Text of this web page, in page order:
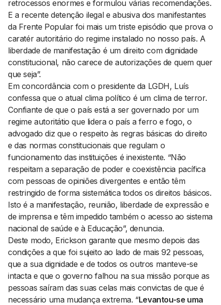
retrocessos enormes e formulou várias recomendações.
E a recente detenção ilegal e abusiva dos manifestantes
da Frente Popular foi mais um triste episódio que prova o
caratér autoritário do regime instalado no nosso país. A
liberdade de manifestação é um direito com dignidade
constitucional, não carece de autorizações de quem quer
que seja”.
Em concordância com o presidente da LGDH, Luís
confessa que o atual clima político é um clima de terror.
Confiante de que o país está a ser governado por um
regime autoritátio que lidera o país a ferro e fogo, o
advogado diz que o respeito às regras básicas do direito
e das normas constitucionais que regulam o
funcionamento das instituições é inexistente. “Não
respeitam a separação de poder e coexistência pacífica
com pessoas de opiniões divergentes e então têm
restringido de forma sistemática todos os direitos básicos.
Isto é a manifestação, reunião, liberdade de expressão e
de imprensa e têm impedido também o acesso ao sistema
nacional de saúde e à Educação”, denuncia.
Deste modo, Erickson garante que mesmo depois das
condições a que foi sujeito ao lado de mais 92 pessoas,
que a sua dignidade e de todos os outros manteve-se
intacta e que o governo falhou na sua missão porque as
pessoas saíram das suas celas mais convictas de que é
necessário uma mudança extrema. “Levantou-se uma